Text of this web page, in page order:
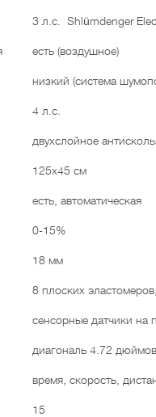
3 л.с. Shlümdenger
есть (воздушное)
низкий (система
4 л.с.
двухслойное
125х45 см
есть, автоматическая
0-15%
18 мм
8 плоских
сенсорные датчики на
диагональ 4.72
время, скорость,
15